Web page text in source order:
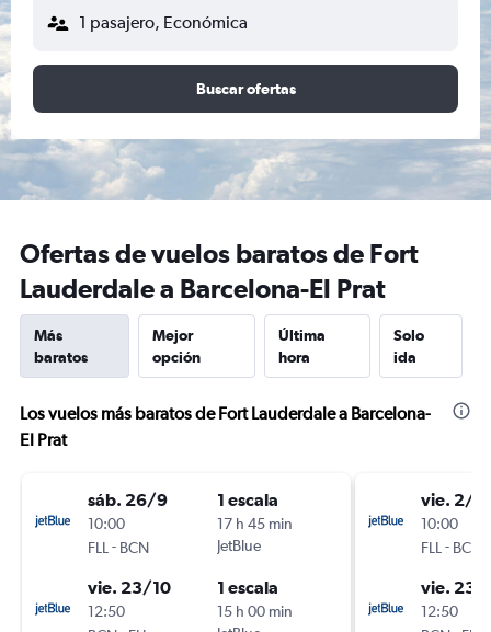
1 pasajero, Económica
Buscar ofertas
Ofertas de vuelos baratos de Fort
Lauderdale a Barcelona-El Prat
Más
baratos
Mejor
opción
Última
hora
Solo
ida
Los vuelos más baratos de Fort Lauderdale a Barcelona-
El Prat
sáb. 26/9
10:00
FLL - BCN
1 escala
17 h 45 min
JetBlue
vie. 23/10
12:50
1 escala
15 h 00 min
vie. 2/
10:00
FLL - BCN
vie. 23/
12:50